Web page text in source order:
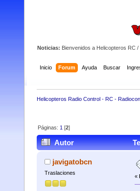
Noticias: Bienvenidos a Helicopteros RC
Inicio Forum Ayuda Buscar
Helicopteros Radio Control - RC -
Páginas: 1 [2]
Autor
(Leído 20975 veces)
javigatobcn
Traslaciones
«